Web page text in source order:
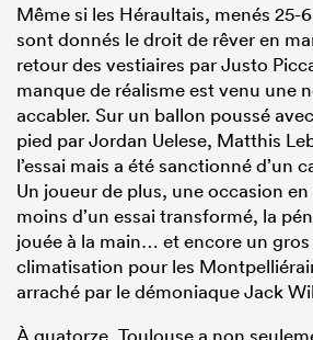
Même si les Héraultais, menés 25-
sont donnés le droit de rêver en
retour des vestiaires par Justo
manque de réalisme est venu une
accabler. Sur un ballon poussé
pied par Jordan Uelese, Matthis
l’essai mais a été sanctionné d’un
Un joueur de plus, une occasion
moins d’un essai transformé, la
jouée à la main… et encore un
climatisation pour les
arraché par le démoniaque Jack
À quatorze, Toulouse a non